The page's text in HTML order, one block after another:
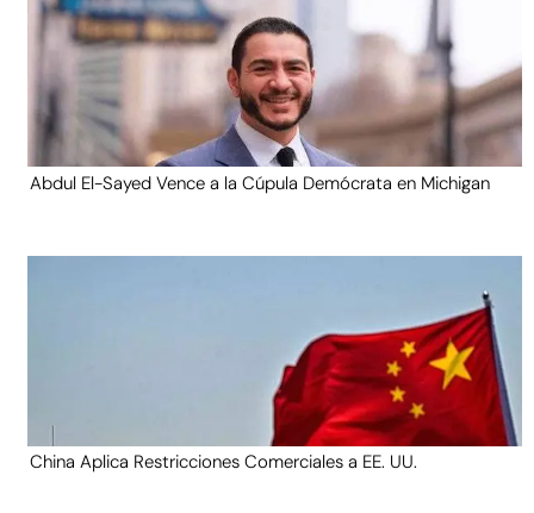
Abdul El-Sayed Vence a la Cúpula Demócrata en Michigan
China Aplica Restricciones Comerciales a EE. UU.